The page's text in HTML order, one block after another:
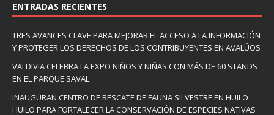
ENTRADAS RECIENTES
TRES AVANCES CLAVE PARA MEJORAR EL ACCESO A LA INFORMACIÓN
Y PROTEGER LOS DERECHOS DE LOS CONTRIBUYENTES EN AVALÚOS
VALDIVIA CELEBRA LA EXPO NIÑOS Y NIÑAS CON MÁS DE 60 STANDS
EN EL PARQUE SAVAL
INAUGURAN CENTRO DE RESCATE DE FAUNA SILVESTRE EN HUILO
HUILO PARA FORTALECER LA CONSERVACIÓN DE ESPECIES NATIVAS